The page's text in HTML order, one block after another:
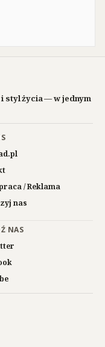
styl życia — w jednym
/ Reklama
nas
NAS